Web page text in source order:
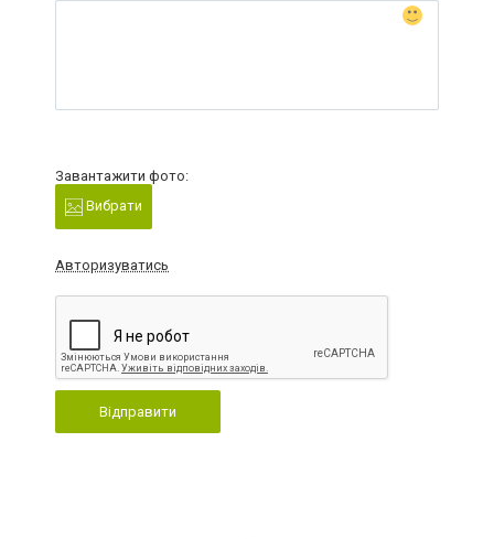
Завантажити фото:
Вибрати
Авторизуватись
Відправити